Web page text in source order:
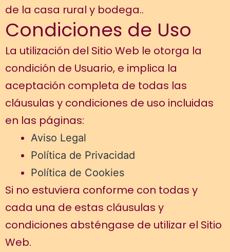
de la casa rural y bodega..
Condiciones de Uso
La utilización del Sitio Web le otorga la
condición de Usuario, e implica la
aceptación completa de todas las
cláusulas y condiciones de uso incluidas
en las páginas:
Aviso Legal
Política de Privacidad
Política de Cookies
Si no estuviera conforme con todas y
cada una de estas cláusulas y
condiciones absténgase de utilizar el Sitio
Web.